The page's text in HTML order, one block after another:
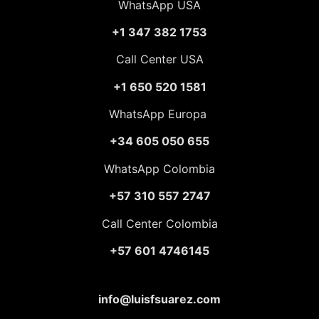
WhatsApp USA
+1 347 382 1753
Call Center USA
+1 650 520 1581
WhatsApp Europa
+34 605 050 655
WhatsApp Colombia
+57 310 557 2747
Call Center Colombia
+57 601 4746145
info@luisfsuarez.com